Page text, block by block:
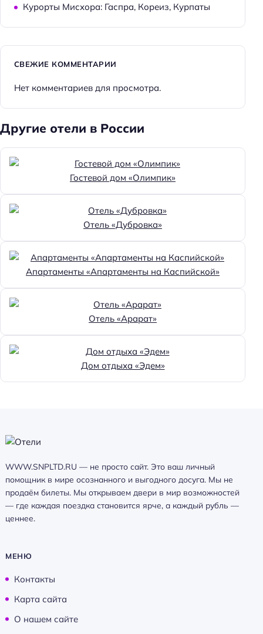
Курорты Мисхора: Гаспра, Кореиз, Курпаты
СВЕЖИЕ КОММЕНТАРИИ
Нет комментариев для просмотра.
Другие отели в России
Гостевой дом «Олимпик»
Отель «Дубровка»
Апартаменты «Апартаменты на Каспийской»
Отель «Арарат»
Дом отдыха «Эдем»
WWW.SNPLTD.RU — не просто сайт. Это ваш личный
помощник в мире осознанного и выгодного досуга. Мы не
продаём билеты. Мы открываем двери в мир возможностей
— где каждая поездка становится ярче, а каждый рубль —
ценнее.
МЕНЮ
Контакты
Карта сайта
О нашем сайте